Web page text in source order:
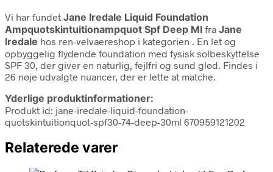
Vi har fundet Jane Iredale Liquid Foundation
Ampquotskintuitionampquot Spf Deep Ml fra Jane
Iredale hos ren-velvaereshop i kategorien . En let og
opbyggelig flydende foundation med fysisk solbeskyttelse
SPF 30, der giver en naturlig, fejlfri og sund glød. Findes i
26 nøje udvalgte nuancer, der er lette at matche.
Yderlige produktinformationer:
Produkt id: jane-iredale-liquid-foundation-
quotskintuitionquot-spf30-74-deep-30ml 670959121202
Relaterede varer